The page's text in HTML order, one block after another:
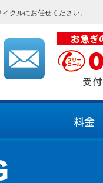
クルにお任せください。
料金